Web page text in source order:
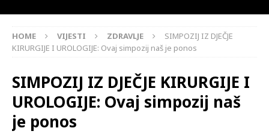
HOME VIJESTI ZDRAVLJE
SIMPOZIJ IZ DJEČJE
KIRURGIJE I UROLOGIJE: Ovaj simpozij naš je ponos
SIMPOZIJ IZ DJEČJE KIRURGIJE I
UROLOGIJE: Ovaj simpozij naš
je ponos